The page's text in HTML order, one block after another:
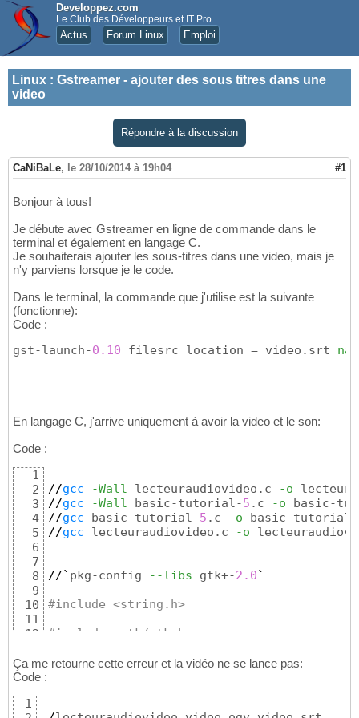
Developpez.com
Le Club des Développeurs et IT Pro
Actus Forum Linux Emploi
Linux : Gstreamer - ajouter des sous titres dans une
video
Répondre à la discussion
CaNiBaLe, le 28/10/2014 à 19h04 #1
Bonjour à tous!
Je débute avec Gstreamer en ligne de commande dans le
terminal et également en langage C.
Je souhaiterais ajouter les sous-titres dans une video, mais je
n'y parviens lorsque je le code.
Dans le terminal, la commande que j'utilise est la suivante
(fonctionne):
Code :
gst-launch-0.10 filesrc location = video.srt
En langage C, j'arrive uniquement à avoir la video et le son:
Code :
1
2
3
4
5
6
7
8
9
10
11
12
14
15
17
//gcc -Wall lecteuraudiovideo.c -o
//gcc -Wall basic-tutorial-5 .c -o basic-
//gcc basic-tutorial-5 .c -o basic-tutorial-
//gcc lecteuraudiovideo.c -o
//` pkg-config --libs gtk+-2.0 `
#include <string.h>
#include <gtk/gtk.h>
#include <gst/interfaces/xoverlay.h>
Ça me retourne cette erreur et la vidéo ne se lance pas:
Code :
1